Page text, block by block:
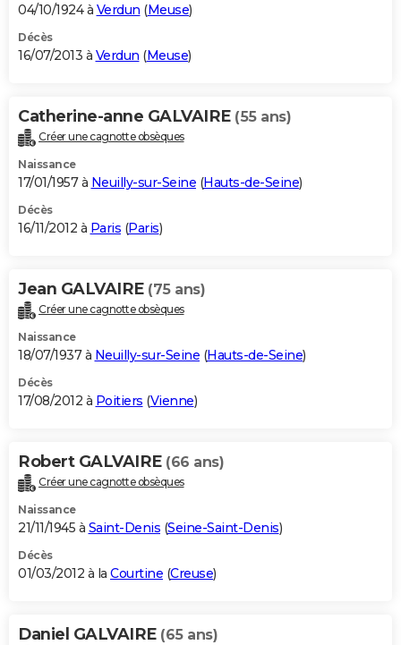
04/10/1924 à Verdun (Meuse)
Décès
16/07/2013 à Verdun (Meuse)
Catherine-anne GALVAIRE (55 ans)
Créer une cagnotte obsèques
Naissance
17/01/1957 à Neuilly-sur-Seine (Hauts-de-Seine)
Décès
16/11/2012 à Paris (Paris)
Jean GALVAIRE (75 ans)
Créer une cagnotte obsèques
Naissance
18/07/1937 à Neuilly-sur-Seine (Hauts-de-Seine)
Décès
17/08/2012 à Poitiers (Vienne)
Robert GALVAIRE (66 ans)
Créer une cagnotte obsèques
Naissance
21/11/1945 à Saint-Denis (Seine-Saint-Denis)
Décès
01/03/2012 à la Courtine (Creuse)
Daniel GALVAIRE (65 ans)